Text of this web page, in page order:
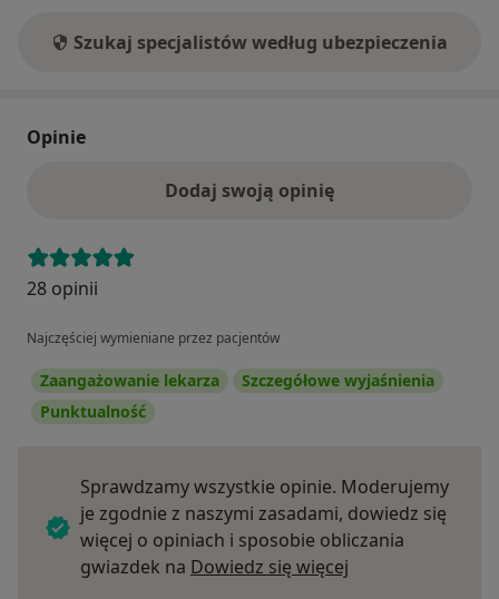
Szukaj specjalistów według ubezpieczenia
Opinie
Dodaj swoją opinię
28 opinii
Najczęściej wymieniane przez pacjentów
Zaangażowanie lekarza
Szczegółowe wyjaśnienia
Punktualność
Sprawdzamy wszystkie opinie. Moderujemy
je zgodnie z naszymi zasadami, dowiedz się
więcej o opiniach i sposobie obliczania
gwiazdek na Dowiedz się więcej